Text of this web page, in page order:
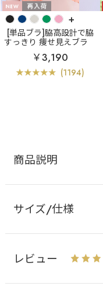
+
[単品ブラ]脇高設計で脇
すっきり 痩せ見えブラ
カシュクールレース脇高
ブラ(R) 単品ブラジャー
￥3,190
(1194)
商品説明
サイズ/仕様
レビュー